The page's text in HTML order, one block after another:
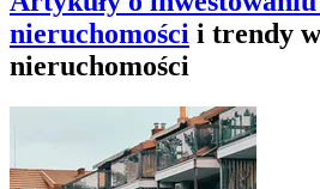
nieruchomości i trendy
nieruchomości